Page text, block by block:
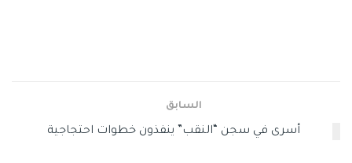
السابق
أسرى في سجن “النقب” ينفذون خطوات احتجاجية